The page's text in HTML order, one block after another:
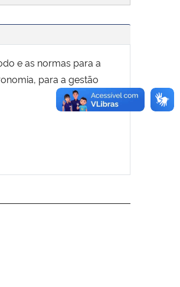
e as normas para a
para a gestão